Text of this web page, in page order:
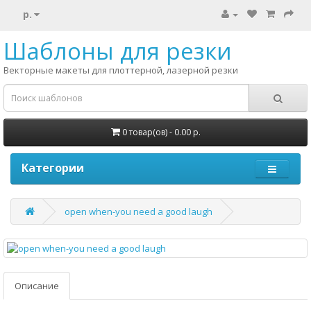
р.
Шаблоны для резки
Векторные макеты для плоттерной, лазерной резки
0 товар(ов) - 0.00 р.
Категории
open when-you need a good laugh
Описание